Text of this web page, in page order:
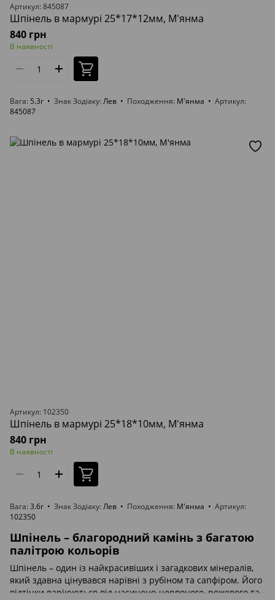
Артикул: 845087
Шпінель в мармурі 25*17*12мм, М'янма
840 грн
В наявності
Вага 5.3г Знак Зодіаку Лев Походження М'янма
Артикул
845087
Артикул: 102350
Шпінель в мармурі 25*18*10мм, М'янма
840 грн
В наявності
Вага 3.6г Знак Зодіаку Лев Походження М'янма
Артикул
102350
Шпінель – благородний камінь з багатою
палітрою кольорів
Шпінель – один із найкрасивіших і загадкових мінералів,
який здавна цінувався нарівні з рубіном та сапфіром. Його
відтінки варіюються від насичено-червоного, рожевого та